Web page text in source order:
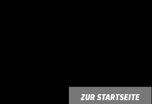
ZUR STARTSEITE